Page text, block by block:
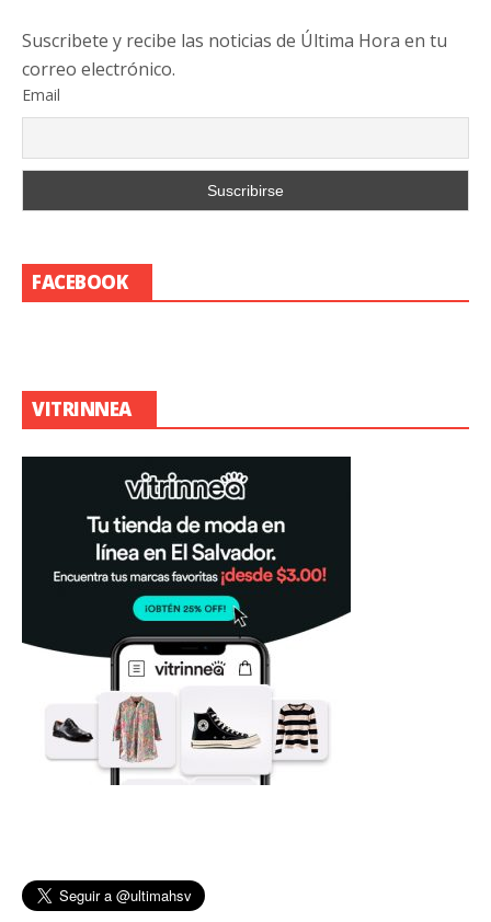
Suscribete y recibe las noticias de Última Hora en tu
correo electrónico.
Email
FACEBOOK
VITRINNEA